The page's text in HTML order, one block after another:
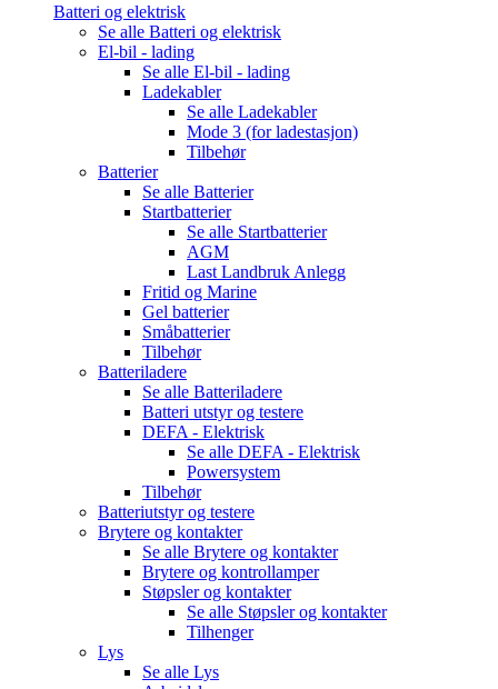
Batteri og elektrisk
Se alle Batteri og elektrisk
El-bil - lading
Se alle El-bil - lading
Ladekabler
Se alle Ladekabler
Mode 3 (for ladestasjon)
Tilbehør
Batterier
Se alle Batterier
Startbatterier
Se alle Startbatterier
AGM
Last Landbruk Anlegg
Fritid og Marine
Gel batterier
Småbatterier
Tilbehør
Batteriladere
Se alle Batteriladere
Batteri utstyr og testere
DEFA - Elektrisk
Se alle DEFA - Elektrisk
Powersystem
Tilbehør
Batteriutstyr og testere
Brytere og kontakter
Se alle Brytere og kontakter
Brytere og kontrollamper
Støpsler og kontakter
Se alle Støpsler og kontakter
Tilhenger
Lys
Se alle Lys